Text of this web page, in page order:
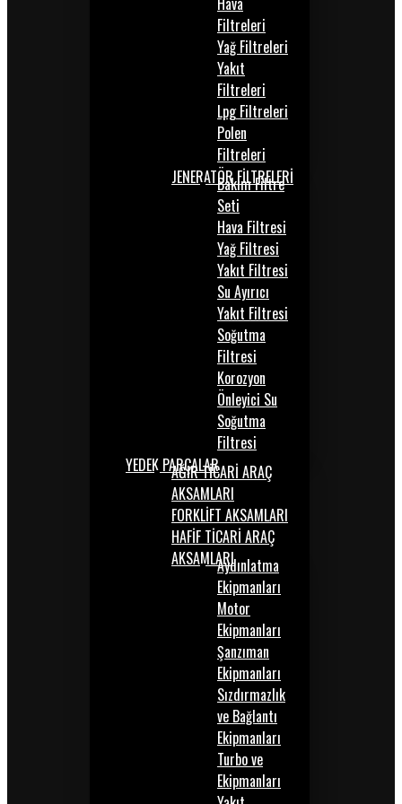
Filtreleri
Yağ Filtreleri
Yakıt
Filtreleri
Lpg Filtreleri
Polen
Filtreleri
JENERATÖR FİLTRELERİ
Bakım Filtre
Seti
Hava Filtresi
Yağ Filtresi
Yakıt Filtresi
Su Ayırıcı
Yakıt Filtresi
Soğutma
Filtresi
Korozyon
Önleyici Su
Soğutma
Filtresi
YEDEK PARÇALARAĞIR TİCARİ ARAÇ
AKSAMLARI
FORKLİFT AKSAMLARI
HAFİF TİCARİ ARAÇ
AKSAMLARIAydınlatma
Ekipmanları
Motor
Ekipmanları
Şanzıman
Ekipmanları
Sızdırmazlık
ve Bağlantı
Ekipmanları
Turbo ve
Ekipmanları